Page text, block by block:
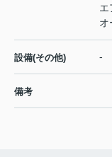
エ
オ
設備(その他) -
備考